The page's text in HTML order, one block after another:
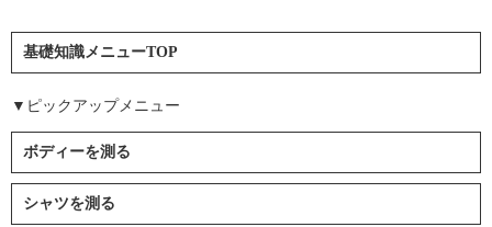
基礎知識メニューTOP
▼ピックアップメニュー
ボディーを測る
シャツを測る